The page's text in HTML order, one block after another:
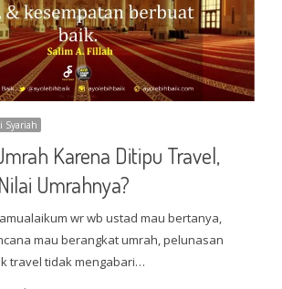
Syariah
Karena Ditipu Travel,
Umrahnya?
wr wb ustad mau bertanya,
mau berangkat umrah, pelunasan
travel tidak mengabari…